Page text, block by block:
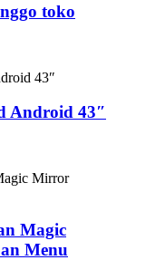
toko
Android 43″
Magic
Menu